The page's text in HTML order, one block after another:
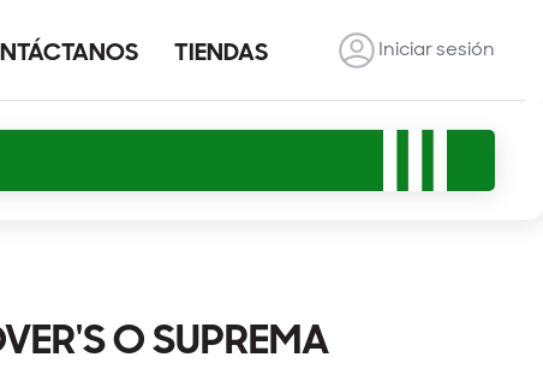
TIENDAS Iniciar sesión
O SUPREMA